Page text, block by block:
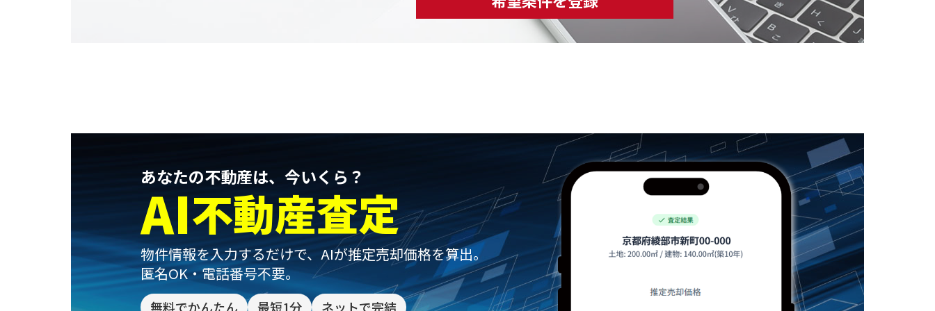
あなたの不動産は、今いくら？
AI不動産査定
物件情報を入力するだけで、 AIが推定売却価格を算出。
匿名OK・電話番号不要。
無料でかんたん 最短1分 ネットで完結